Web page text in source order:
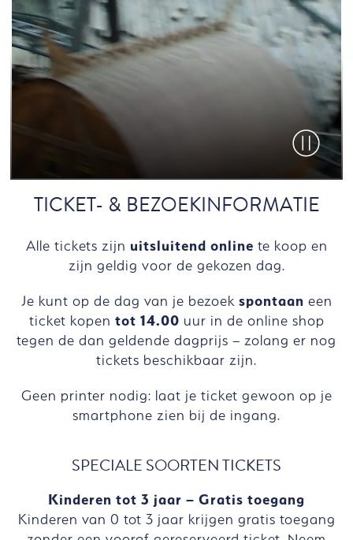
Video
TICKET- & BEZOEKINFORMATIE
Alle tickets zijn uitsluitend online te koop en
zijn geldig voor de gekozen dag.
Je kunt op de dag van je bezoek spontaan een
ticket kopen tot 14.00 uur in de online shop
tegen de dan geldende dagprijs – zolang er nog
tickets beschikbaar zijn.
Geen printer nodig: laat je ticket gewoon op je
smartphone zien bij de ingang.
SPECIALE SOORTEN TICKETS
Kinderen tot 3 jaar – Gratis toegang
Kinderen van 0 tot 3 jaar krijgen gratis toegang